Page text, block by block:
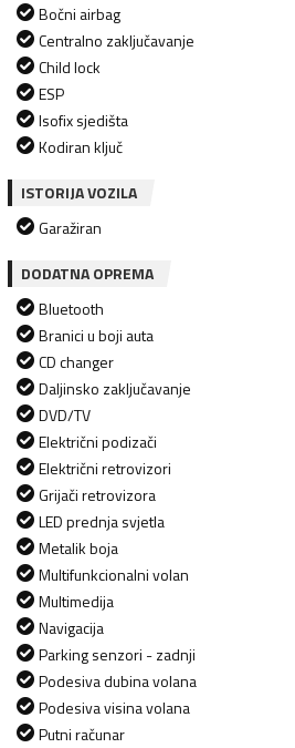
Bočni airbag
Centralno zaključavanje
Child lock
ESP
Isofix sjedišta
Kodiran ključ
ISTORIJA VOZILA
Garažiran
DODATNA OPREMA
Bluetooth
Branici u boji auta
CD changer
Daljinsko zaključavanje
DVD/TV
Električni podizači
Električni retrovizori
Grijači retrovizora
LED prednja svjetla
Metalik boja
Multifunkcionalni volan
Multimedija
Navigacija
Parking senzori - zadnji
Podesiva dubina volana
Podesiva visina volana
Putni računar